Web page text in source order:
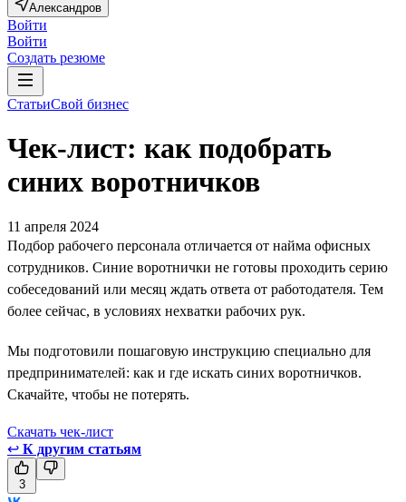
Александров
Войти
Войти
Создать резюме
СтатьиСвой бизнес
Чек-лист: как подобрать
синих воротничков
11 апреля 2024
Подбор рабочего персонала отличается от найма офисных
сотрудников. Синие воротнички не готовы проходить серию
собеседований или месяц ждать ответа от работодателя. Тем
более сейчас, в условиях нехватки рабочих рук.
Мы подготовили пошаговую инструкцию специально для
предпринимателей: как и где искать синих воротничков.
Скачайте, чтобы не потерять.
Скачать чек-лист
↩ К другим статьям
3